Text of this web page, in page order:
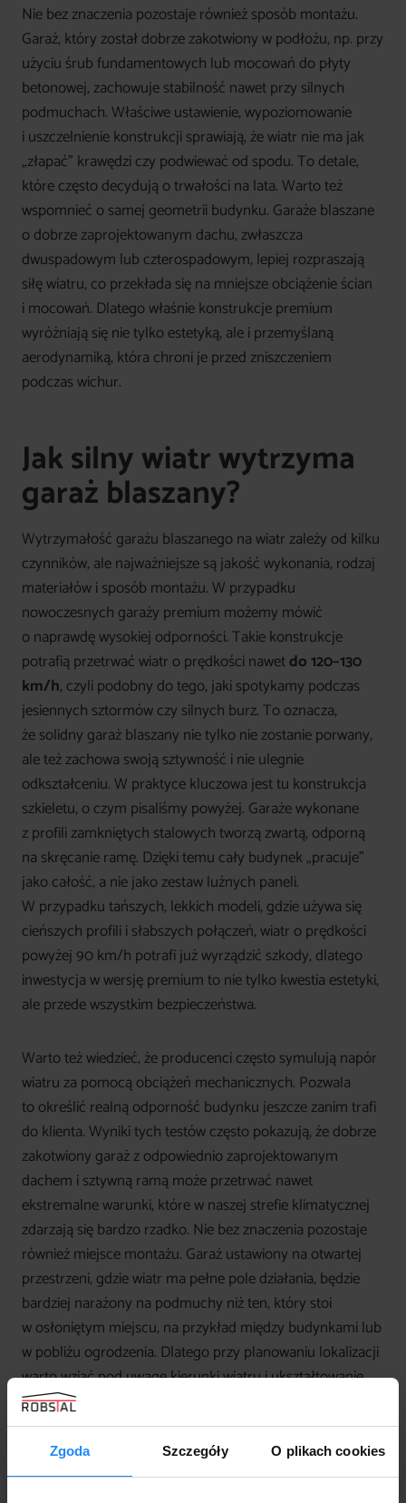
Zgoda Szczegóły O plikach cookies
Nie bez znaczenia pozostaje również sposób montażu.
Garaż, który został dobrze zakotwiony w podłożu, np. przy
użyciu śrub fundamentowych lub mocowań do płyty
betonowej, zachowuje stabilność nawet przy silnych
podmuchach. Właściwe ustawienie, wypoziomowanie
i uszczelnienie konstrukcji sprawiają, że wiatr nie ma jak
„złapać” krawędzi czy podwiewać od spodu. To detale,
które często decydują o trwałości na lata. Warto też
wspomnieć o samej geometrii budynku. Garaże blaszane
o dobrze zaprojektowanym dachu, zwłaszcza
dwuspadowym lub czterospadowym, lepiej rozpraszają
siłę wiatru, co przekłada się na mniejsze obciążenie ścian
i mocowań. Dlatego właśnie konstrukcje premium
wyróżniają się nie tylko estetyką, ale i przemyślaną
aerodynamiką, która chroni je przed zniszczeniem
podczas wichur.
Jak silny wiatr wytrzyma
garaż blaszany?
Wytrzymałość garażu blaszanego na wiatr zależy od kilku
czynników, ale najważniejsze są jakość wykonania, rodzaj
materiałów i sposób montażu. W przypadku
nowoczesnych garaży premium możemy mówić
o naprawdę wysokiej odporności. Takie konstrukcje
potrafią przetrwać wiatr o prędkości nawetdo 120–130
km/h, czyli podobny do tego, jaki spotykamy podczas
jesiennych sztormów czy silnych burz. To oznacza,
że solidny garaż blaszany nie tylko nie zostanie porwany,
ale też zachowa swoją sztywność i nie ulegnie
odkształceniu. W praktyce kluczowa jest tu konstrukcja
szkieletu, o czym pisaliśmy powyżej. Garaże wykonane
z profili zamkniętych stalowych tworzą zwartą, odporną
na skręcanie ramę. Dzięki temu cały budynek „pracuje”
jako całość, a nie jako zestaw luźnych paneli.
W przypadku tańszych, lekkich modeli, gdzie używa się
cieńszych profili i słabszych połączeń, wiatr o prędkości
powyżej 90 km/h potrafi już wyrządzić szkody, dlatego
inwestycja w wersję premium to nie tylko kwestia estetyki,
ale przede wszystkim bezpieczeństwa.
Warto też wiedzieć, że producenci często symulują napór
wiatru za pomocą obciążeń mechanicznych. Pozwala
to określić realną odporność budynku jeszcze zanim trafi
do klienta. Wyniki tych testów często pokazują, że dobrze
zakotwiony garaż z odpowiednio zaprojektowanym
dachem i sztywną ramą może przetrwać nawet
ekstremalne warunki, które w naszej strefie klimatycznej
zdarzają się bardzo rzadko. Nie bez znaczenia pozostaje
również miejsce montażu. Garaż ustawiony na otwartej
przestrzeni, gdzie wiatr ma pełne pole działania, będzie
bardziej narażony na podmuchy niż ten, który stoi
w osłoniętym miejscu, na przykład między budynkami lub
w pobliżu ogrodzenia. Dlatego przy planowaniu lokalizacji
warto wziąć pod uwagę kierunki wiatru i ukształtowanie
terenu.
Jak zamontować garaż